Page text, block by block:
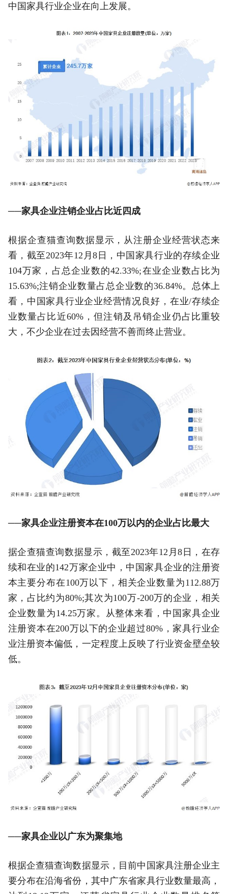
中国家具行业企业在向上发展。
──家具企业注销企业占比近四成
根据企查猫查询数据显示，从注册企业经营状态来
看，截至2023年12月8日，中国家具行业的存续企业
104万家，占总企业数的42.33%;在业企业数占比为
15.63%;注销企业数量占总企业数的36.84%。总体上
看，中国家具行业企业经营情况良好，在业/存续企
业数量占比近60%，但注销及吊销企业仍占比重较
大，不少企业在过去因经营不善而终止营业。
──家具企业注册资本在100万以内的企业占比最大
据企查猫查询数据显示，截至2023年12月8日，在存
续和在业的142万家企业中，中国家具企业的注册资
本主要分布在100万以下，相关企业数量为112.88万
家，占比约为80%;其次为100万-200万的企业，相关
企业数量为14.25万家。从整体来看，中国家具企业
注册资本在200万以下的企业超过80%，家具行业企
业注册资本偏低，一定程度上反映了行业资金壁垒较
低。
──家具企业以广东为聚集地
根据企查猫查询数据显示，目前中国家具注册企业主
要分布在沿海省份，其中广东省家具行业数量最高，